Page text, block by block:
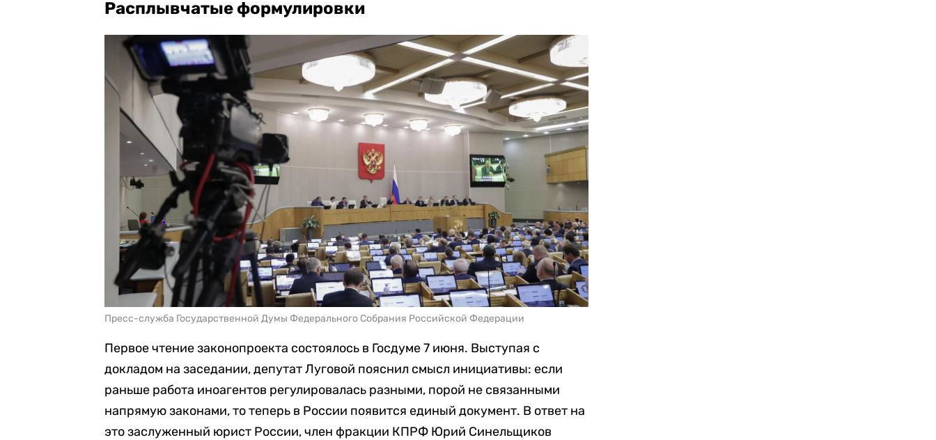
Расплывчатые формулировки
Пресс-служба Государственной Думы Федерального Собрания Российской Федерации
Первое чтение законопроекта состоялось в Госдуме 7 июня. Выступая с
докладом на заседании, депутат Луговой пояснил смысл инициативы: если
раньше работа иноагентов регулировалась разными, порой не связанными
напрямую законами, то теперь в России появится единый документ. В ответ на
это заслуженный юрист России, член фракции КПРФ Юрий Синельщиков